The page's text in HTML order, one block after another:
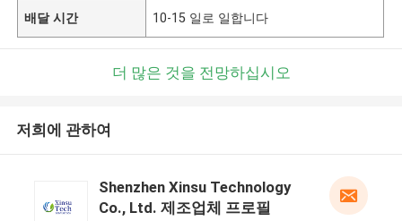
배달 시간 10-15 일로 일합니다
더 많은 것을 전망하십시오
저희에 관하여
Shenzhen Xinsu Technology
Co., Ltd. 제조업체 프로필